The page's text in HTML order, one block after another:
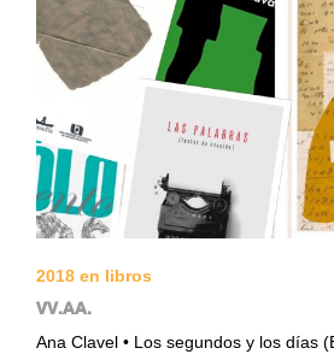
2018 en libros
VV.AA.
Ana Clavel • Los segundos y los días